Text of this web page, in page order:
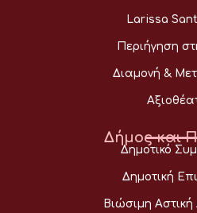
Larissa
Περιήγηση
Διαμονή &
Δήμος και
Δημοτικό
Δημοτική
Βιώσιμη